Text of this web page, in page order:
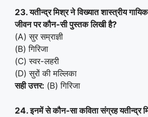
23. यतीन्द्र मिश्र ने विख्यात शास्त्रीय
जीवन पर कौन-सी पुस्तक लिखी है?
(A) सुर सम्राज्ञी
(B) गिरिजा
(C) स्वर-लहरी
(D) सुरों की मल्लिका
सही उत्तर: (B) गिरिजा
24. इनमें से कौन-सा कविता संग्रह यतीन्द्र